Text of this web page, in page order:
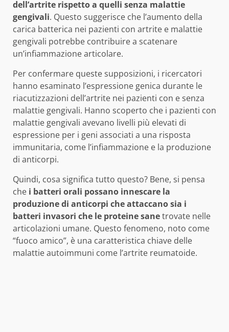
dell’artrite rispetto a quelli senza malattie
gengivali. Questo suggerisce che l’aumento della
carica batterica nei pazienti con artrite e malattie
gengivali potrebbe contribuire a scatenare
un’infiammazione articolare.
Per confermare queste supposizioni, i ricercatori
hanno esaminato l’espressione genica durante le
riacutizzazioni dell’artrite nei pazienti con e senza
malattie gengivali. Hanno scoperto che i pazienti con
malattie gengivali avevano livelli più elevati di
espressione per i geni associati a una risposta
immunitaria, come l’infiammazione e la produzione
di anticorpi.
Quindi, cosa significa tutto questo? Bene, si pensa
che i batteri orali possano innescare la
produzione di anticorpi che attaccano sia i
batteri invasori che le proteine sanetrovate nelle
articolazioni umane. Questo fenomeno, noto come
“fuoco amico”, è una caratteristica chiave delle
malattie autoimmuni come l’artrite reumatoide.